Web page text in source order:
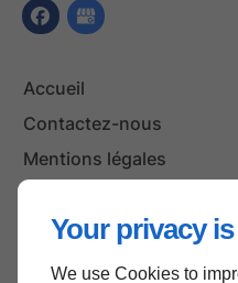
Your privacy
We use Cookies to
Accueil
Contactez-nous
Mentions légales